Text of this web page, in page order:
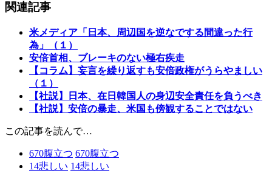
関連記事
米メディア「日本、周辺国を逆なでする間違った行
為」（１）
安倍首相、ブレーキのない極右疾走
【コラム】妄言を繰り返すも安倍政権がうらやましい
（１）
【社説】日本、在日韓国人の身辺安全責任を負うべき
【社説】安倍の暴走、米国も傍観することではない
この記事を読んで…
670腹立つ 670腹立つ
14悲しい 14悲しい